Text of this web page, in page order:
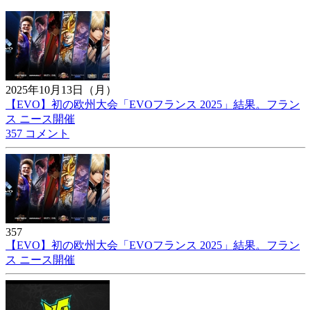
2025年10月13日（月）
【EVO】初の欧州大会「EVOフランス 2025」結果。フラン
ス ニース開催
357 コメント
357
【EVO】初の欧州大会「EVOフランス 2025」結果。フラン
ス ニース開催